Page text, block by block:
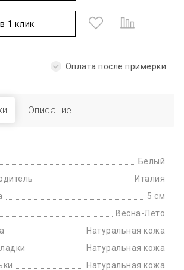
1 клик
Оплата после примерки
Описание
Белый
Италия
5 см
Весна-Лето
Натуральная кожа
Натуральная кожа
Натуральная кожа